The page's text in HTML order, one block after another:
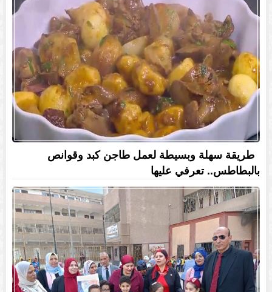
طريقة سهلة وبسيطة لعمل طاجن كبد وقوانص
بالبطاطس.. تعرفي عليها